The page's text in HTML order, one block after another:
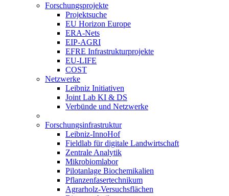
Forschungsprojekte
Projektsuche
EU Horizon Europe
ERA-Nets
EIP-AGRI
EFRE Infrastrukturprojekte
EU-LIFE
COST
Netzwerke
Leibniz Initiativen
Joint Lab KI & DS
Verbünde und Netzwerke
Forschungsinfrastruktur
Leibniz-InnoHof
Fieldlab für digitale Landwirtschaft
Zentrale Analytik
Mikrobiomlabor
Pilotanlage Biochemikalien
Pflanzenfasertechnikum
Agrarholz-Versuchsflächen